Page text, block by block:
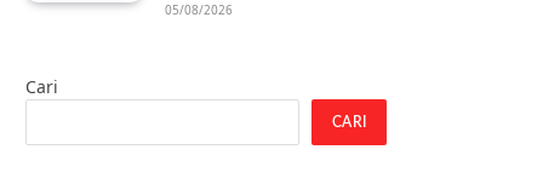
05/08/2026
Cari
CARI